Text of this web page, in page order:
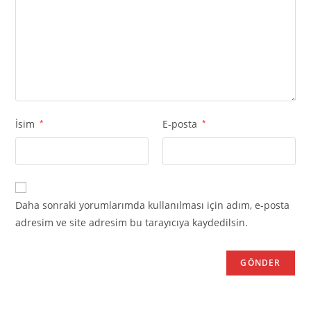
İsim * E-posta *
Daha sonraki yorumlarımda kullanılması için adım, e-posta
adresim ve site adresim bu tarayıcıya kaydedilsin.